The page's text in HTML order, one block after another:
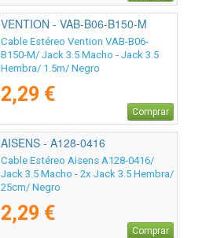
VENTION - VAB-B06-B150-M
Cable Estéreo Vention VAB-B06-
B150-M/ Jack 3.5 Macho - Jack 3.5
Hembra/ 1.5m/ Negro
2,29 €
Comprar
AISENS - A128-0416
Cable Estéreo Aisens A128-0416/
Jack 3.5 Macho - 2x Jack 3.5 Hembra/
25cm/ Negro
2,29 €
Comprar